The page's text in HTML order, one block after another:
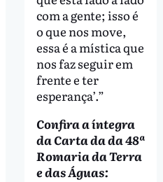
com a gente; isso é
o que nos move,
essa é a mística que
nos faz seguir em
frente e ter
esperança’.”
Confira a íntegra
da Carta da da 48ª
Romaria da Terra
e das Águas: